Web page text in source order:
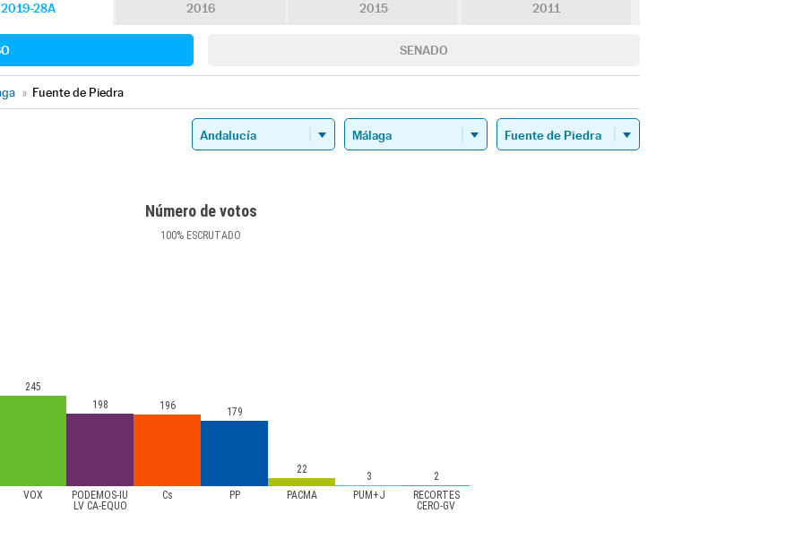
2019-28A 2016 2015 2011
SENADO
» Fuente de Piedra
Número de votos
100% ESCRUTADO
VOX
PODEMOS-IU
LV CA-EQUO
Cs PP PACMA PUM+J
RECORTES
CERO-GV
245
198
196 179
22
3 2